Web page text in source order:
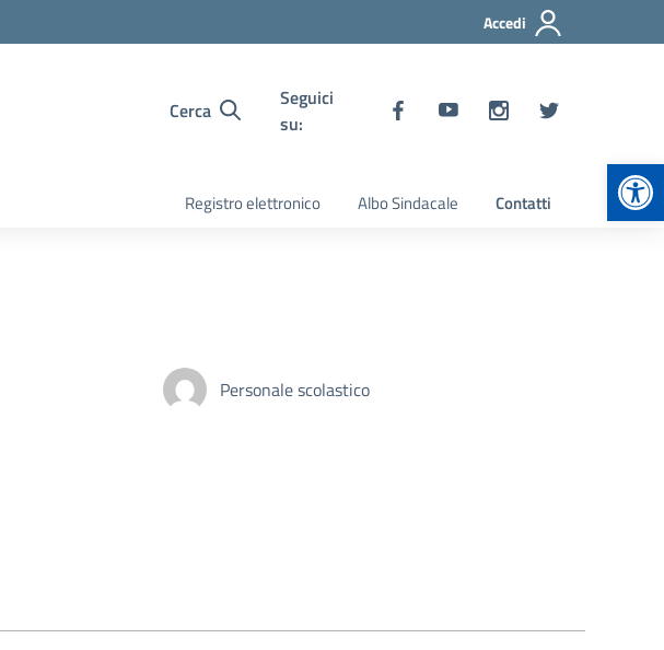
Accedi
Cerca
Seguici
su:
Registro elettronico Albo Sindacale Contatti
Personale scolastico